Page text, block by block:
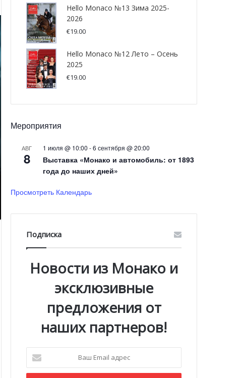
Hello Monaco №13 Зима 2025-
2026
€19.00
Hello Monaco №12 Лето – Осень
2025
€19.00
Мероприятия
АВГ
8
1 июля @ 10:00 -6 сентября @ 20:00
Выставка «Монако и автомобиль: от 1893
года до наших дней»
Просмотреть Календарь
Подписка
Новости из Монако и
эксклюзивные
предложения от
наших партнеров!
Email
адрес